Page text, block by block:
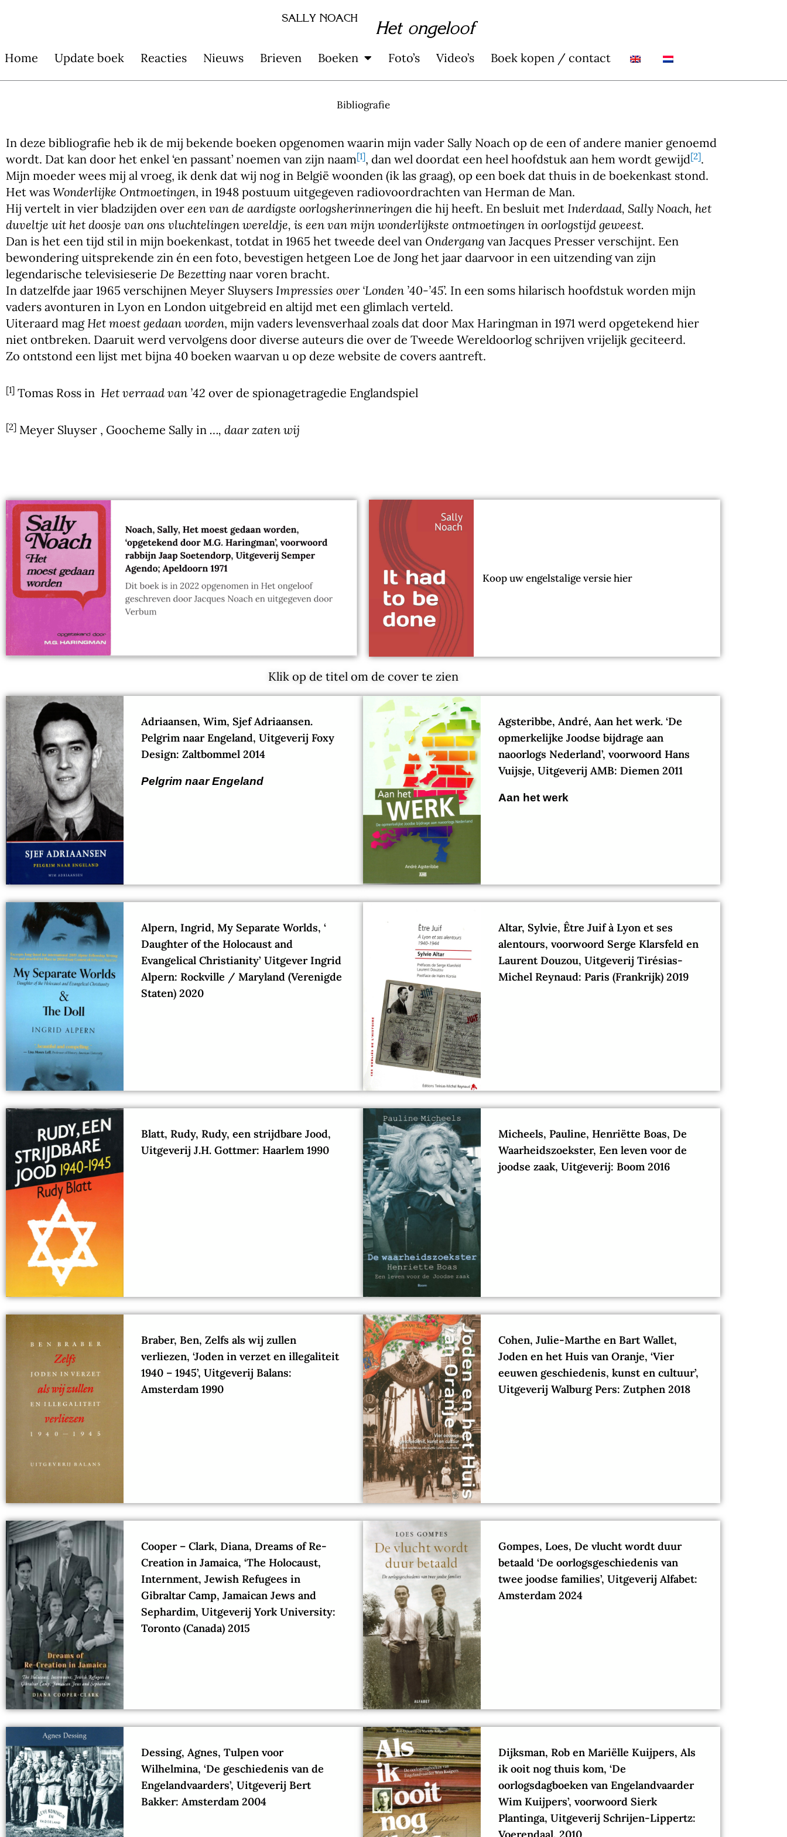
SALLY NOACH Het ongeloof
Home Update boek Reacties Nieuws Brieven Boeken Foto’s Video’s Boek kopen / contact
Bibliografie
In deze bibliografie heb ik de mij bekende boeken opgenomen waarin mijn vader Sally Noach op de een of andere manier genoemd
wordt. Dat kan door het enkel ‘en passant’ noemen van zijn naam[1], dan wel doordat een heel hoofdstuk aan hem wordt gewijd[2].
Mijn moeder wees mij al vroeg, ik denk dat wij nog in België woonden (ik las graag), op een boek dat thuis in de boekenkast stond.
Het was Wonderlijke Ontmoetingen, in 1948 postuum uitgegeven radiovoordrachten van Herman de Man.
Hij vertelt in vier bladzijden over een van de aardigste oorlogsherinneringen die hij heeft. En besluit met Inderdaad, Sally Noach, het
duveltje uit het doosje van ons vluchtelingen wereldje, is een van mijn wonderlijkste ontmoetingen in oorlogstijd geweest.
Dan is het een tijd stil in mijn boekenkast, totdat in 1965 het tweede deel van Ondergang van Jacques Presser verschijnt. Een
bewondering uitsprekende zin én een foto, bevestigen hetgeen Loe de Jong het jaar daarvoor in een uitzending van zijn
legendarische televisieserie De Bezetting naar voren bracht.
In datzelfde jaar 1965 verschijnen Meyer Sluysers Impressies over ‘Londen ’40-’45’. In een soms hilarisch hoofdstuk worden mijn
vaders avonturen in Lyon en London uitgebreid en altijd met een glimlach verteld.
Uiteraard magHet moest gedaan worden, mijn vaders levensverhaal zoals dat door Max Haringman in 1971 werd opgetekend hier
niet ontbreken. Daaruit werd vervolgens door diverse auteurs die over de Tweede Wereldoorlog schrijven vrijelijk geciteerd.
Zo ontstond een lijst met bijna 40 boeken waarvan u op deze website de covers aantreft.
[1] Tomas Ross in Het verraad van ’42 over de spionagetragedie Englandspiel
[2] Meyer Sluyser , Goocheme Sally in …, daar zaten wij
Koop uw engelstalige versie hier
Klik op de titel om de cover te zien
Adriaansen, Wim, Sjef Adriaansen.
Pelgrim naar Engeland, Uitgeverij Foxy
Design: Zaltbommel 2014
Pelgrim naar Engeland
Agsteribbe, André, Aan het werk. ‘De
opmerkelijke Joodse bijdrage aan
naoorlogs Nederland’, voorwoord Hans
Vuijsje, Uitgeverij AMB: Diemen 2011
Aan het werk
Alpern, Ingrid, My Separate Worlds, ‘
Daughter of the Holocaust and
Evangelical Christianity’ Uitgever Ingrid
Alpern: Rockville / Maryland (Verenigde
Staten) 2020
Altar, Sylvie, Être Juif à Lyon et ses
alentours, voorwoord Serge Klarsfeld en
Laurent Douzou, Uitgeverij Tirésias-
Michel Reynaud: Paris (Frankrijk) 2019
Blatt, Rudy, Rudy, een strijdbare Jood,
Uitgeverij J.H. Gottmer: Haarlem 1990
Micheels, Pauline, Henriëtte Boas, De
Waarheidszoekster, Een leven voor de
joodse zaak, Uitgeverij: Boom 2016
Braber, Ben, Zelfs als wij zullen
verliezen, ‘Joden in verzet en illegaliteit
1940 – 1945’, Uitgeverij Balans:
Amsterdam 1990
Cohen, Julie-Marthe en Bart Wallet,
Joden en het Huis van Oranje, ‘Vier
eeuwen geschiedenis, kunst en cultuur’,
Uitgeverij Walburg Pers: Zutphen 2018
Cooper – Clark, Diana, Dreams of Re-
Creation in Jamaica, ‘The Holocaust,
Internment, Jewish Refugees in
Gibraltar Camp, Jamaican Jews and
Sephardim, Uitgeverij York University:
Toronto (Canada) 2015
Gompes, Loes, De vlucht wordt duur
betaald ‘De oorlogsgeschiedenis van
twee joodse families’, Uitgeverij Alfabet:
Amsterdam 2024
Dessing, Agnes, Tulpen voor
Wilhelmina, ‘De geschiedenis van de
Engelandvaarders’, Uitgeverij Bert
Bakker: Amsterdam 2004
Dijksman, Rob en Mariëlle Kuijpers, Als
ik ooit nog thuis kom, ‘De
oorlogsdagboeken van Engelandvaarder
Wim Kuijpers’, voorwoord Sierk
Plantinga, Uitgeverij Schrijen-Lippertz: